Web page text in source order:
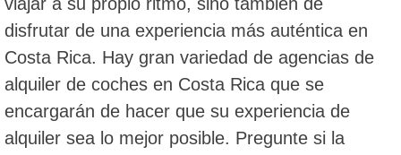
viajar a su propio ritmo, sino también de
disfrutar de una experiencia más auténtica en
Costa Rica. Hay gran variedad de agencias de
alquiler de coches en Costa Rica que se
encargarán de hacer que su experiencia de
alquiler sea lo mejor posible. Pregunte si la